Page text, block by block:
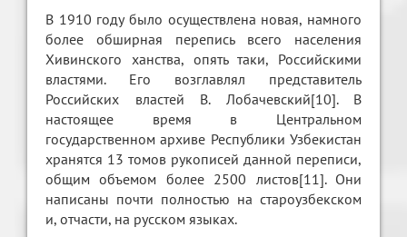
В 1910 году было осуществлена новая, намного
более обширная перепись всего населения
Хивинского ханства, опять таки, Российскими
властями. Его возглавлял представитель
Российских властей В. Лобачевский[10]. В
настоящее время в Центральном
государственном архиве Республики Узбекистан
хранятся 13 томов рукописей данной переписи,
общим объемом более 2500 листов[11]. Они
написаны почти полностью на староузбекском
и, отчасти, на русском языках.